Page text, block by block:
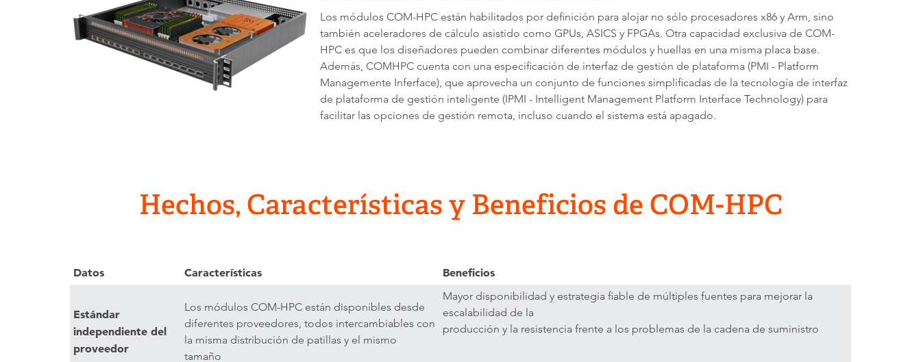
Los módulos COM-HPC están habilitados por definición para alojar no sólo procesadores x86 y Arm, sino
también aceleradores de cálculo asistido como GPUs, ASICS y FPGAs. Otra capacidad exclusiva de COM-
HPC es que los diseñadores pueden combinar diferentes módulos y huellas en una misma placa base.
Además, COMHPC cuenta con una especificación de interfaz de gestión de plataforma (PMI - Platform
Managemente Inferface), que aprovecha un conjunto de funciones simplificadas de la tecnología de interfaz
de plataforma de gestión inteligente (IPMI - Intelligent Management Platform Interface Technology) para
facilitar las opciones de gestión remota, incluso cuando el sistema está apagado.
Hechos, Características y Beneficios de COM-HPC
Datos Características Beneficios
Estándar
independiente del
proveedor
Los módulos COM-HPC están disponibles desde
diferentes proveedores, todos intercambiables con
la misma distribución de patillas y el mismo
tamaño
Mayor disponibilidad y estrategia fiable de múltiples fuentes para mejorar la
escalabilidad de la
producción y la resistencia frente a los problemas de la cadena de suministro